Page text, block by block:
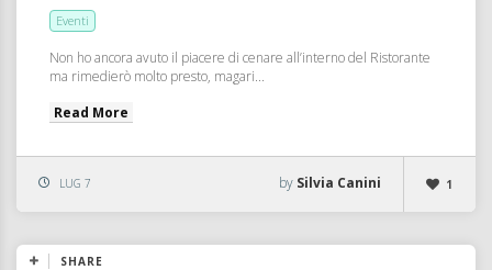
Eventi
Non ho ancora avuto il piacere di cenare all’interno del Ristorante
ma rimedierò molto presto, magari...
Read More
LUG 7 1
by Silvia Canini
SHARE